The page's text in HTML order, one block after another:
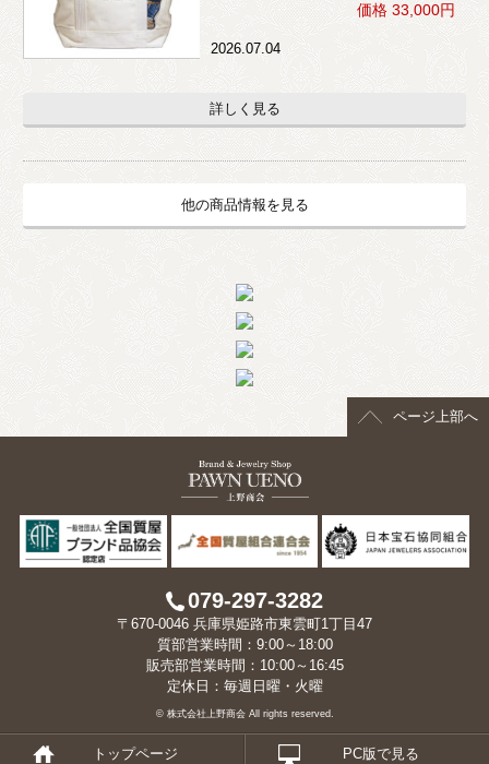
価格 33,000円
2026.07.04
詳しく見る
他の商品情報を見る
ページ上部へ
079-297-3282
〒670-0046 兵庫県姫路市東雲町1丁目47
質部営業時間：9:00～18:00
販売部営業時間：10:00～16:45
定休日：毎週日曜・火曜
© 株式会社上野商会 All rights reserved.
トップページ PC版で見る